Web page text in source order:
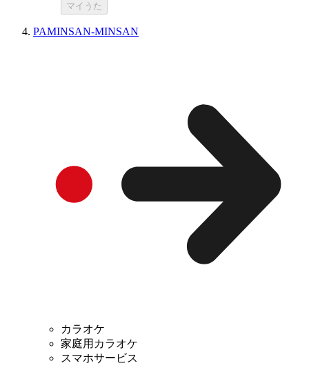
マイうた
PAMINSAN-MINSAN
カラオケ
家庭用カラオケ
スマホサービス